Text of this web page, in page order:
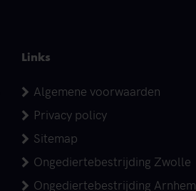
Links
Algemene voorwaarden
Privacy policy
Sitemap
Ongediertebestrijding Zwolle
Ongediertebestrijding Arnhem